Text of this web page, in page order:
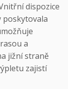
dispozice
poskytovala
a
jižní straně
zajistí